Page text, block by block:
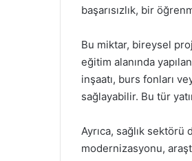
başarısızlık, bir
Bu miktar, bireysel
eğitim alanında
inşaatı, burs fonları
sağlayabilir. Bu tür
Ayrıca, sağlık
modernizasyonu,